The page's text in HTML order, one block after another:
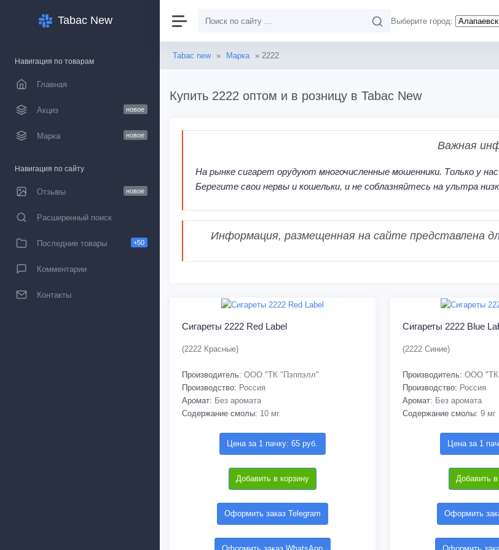
Tabac New
Навигация по товарам
Главная
Акциз новое
Марка новое
Навигация по сайту
Отзывы новое
Расширенный поиск
Последние товары +50
Комментарии
Контакты
Выберите город:
Tabac new » Марка » 2222
Купить 2222 оптом и в розницу в Tabac New
Важная
На рынке сигарет орудуют многочисленные мошенники. Только у
Берегите свои нервы и кошельки, и не соблазняйтесь на ультра
Информация, размещенная на сайте представлена
Сигареты 2222 Red Label
(2222 Красные)
Производитель: ООО "ТК "Пэппэлл"
Производство: Россия
Аромат: Без аромата
Содержание смолы: 10 мг
Цена за 1 пачку: 65 руб.
Добавить в корзину
Оформить заказ Telegram
Сигареты 2222 Blue
(2222 Синие)
Производитель: ООО "ТК
Производство: Россия
Аромат: Без аромата
Содержание смолы: 9 мг
Цена за 1
Добавить
Оформить